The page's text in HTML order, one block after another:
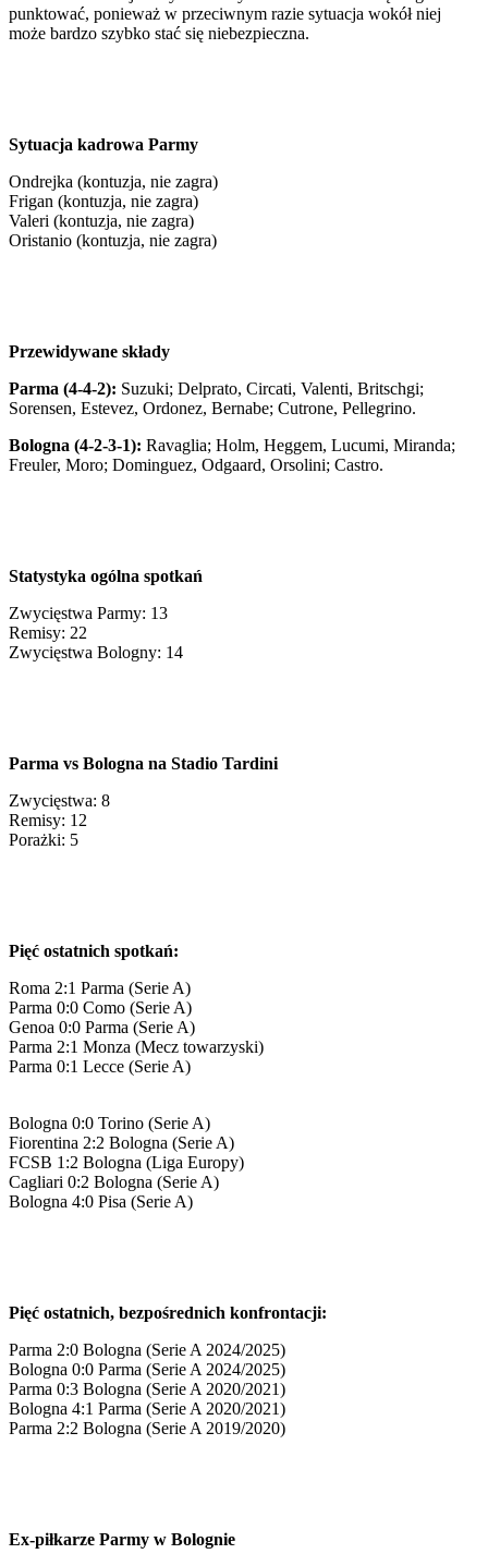
punktować, ponieważ w przeciwnym razie sytuacja wokół niej
może bardzo szybko stać się niebezpieczna.
Sytuacja kadrowa Parmy
Ondrejka (kontuzja, nie zagra)
Frigan (kontuzja, nie zagra)
Valeri (kontuzja, nie zagra)
Oristanio (kontuzja, nie zagra)
Przewidywane składy
Parma (4-4-2): Suzuki; Delprato, Circati, Valenti, Britschgi;
Sorensen, Estevez, Ordonez, Bernabe; Cutrone, Pellegrino.
Bologna (4-2-3-1): Ravaglia; Holm, Heggem, Lucumi, Miranda;
Freuler, Moro; Dominguez, Odgaard, Orsolini; Castro.
Statystyka ogólna spotkań
Zwycięstwa Parmy: 13
Remisy: 22
Zwycięstwa Bologny: 14
Parma vs Bologna na Stadio Tardini
Zwycięstwa: 8
Remisy: 12
Porażki: 5
Pięć ostatnich spotkań:
Roma 2:1 Parma (Serie A)
Parma 0:0 Como (Serie A)
Genoa 0:0 Parma (Serie A)
Parma 2:1 Monza (Mecz towarzyski)
Parma 0:1 Lecce (Serie A)
Bologna 0:0 Torino (Serie A)
Fiorentina 2:2 Bologna (Serie A)
FCSB 1:2 Bologna (Liga Europy)
Cagliari 0:2 Bologna (Serie A)
Bologna 4:0 Pisa (Serie A)
Pięć ostatnich, bezpośrednich konfrontacji:
Parma 2:0 Bologna (Serie A 2024/2025)
Bologna 0:0 Parma (Serie A 2024/2025)
Parma 0:3 Bologna (Serie A 2020/2021)
Bologna 4:1 Parma (Serie A 2020/2021)
Parma 2:2 Bologna (Serie A 2019/2020)
Ex-piłkarze Parmy w Bolognie